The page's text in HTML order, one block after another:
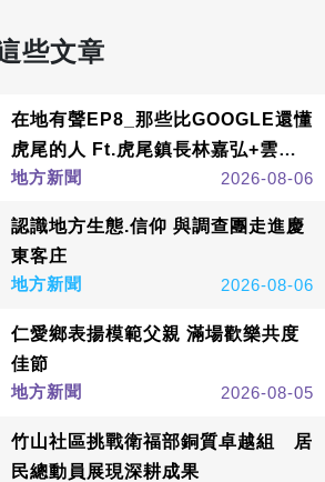
些文章
在地有聲EP8_那些比GOOGLE還懂
虎尾的人 Ft.虎尾鎮長林嘉弘+雲林
縣議長黃凱
地方新聞 2026-08-06
認識地方生態.信仰 與調查團走進慶
東客庄
地方新聞
2026-08-06
仁愛鄉表揚模範父親 滿場歡樂共度
佳節
地方新聞
2026-08-05
竹山社區挑戰衛福部銅質卓越組 居
民總動員展現深耕成果